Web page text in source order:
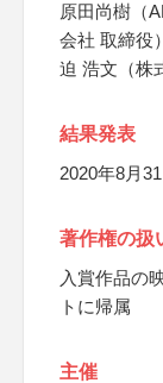
原田尚樹（
会社 取締役）
迫 浩文（株
結果発表
2020年8月
著作権の扱
入賞作品の
トに帰属
主催